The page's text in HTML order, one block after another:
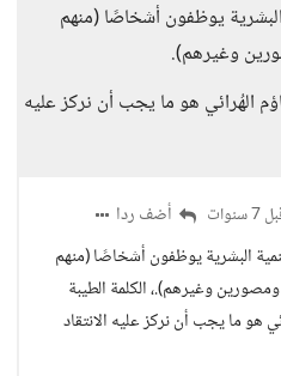
يوظفون أشخاصًا (منهم
وغيرهم).
الهُرائي هو ما يجب أن نركز عليه
سنوات
أضف ردا
البشرية يوظفون أشخاصًا (منهم
وغيرهم).، الكلمة الطيبة
هو ما يجب أن نركز عليه الانتقاد